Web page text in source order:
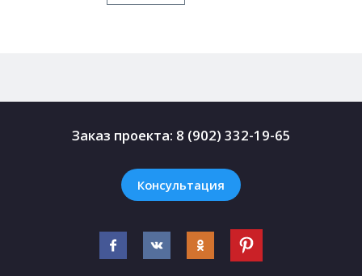
Заказ проекта: 8 (902) 332-19-65
Консультация